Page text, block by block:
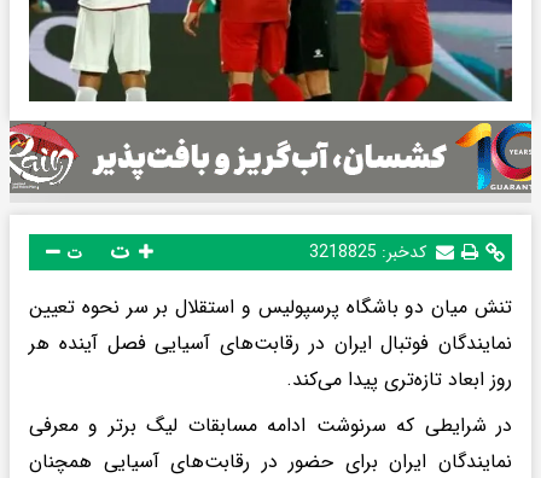
کدخبر: 3218825 ت
تنش میان دو باشگاه پرسپولیس و استقلال بر سر نحوه تعیین
نمایندگان فوتبال ایران در رقابت‌های آسیایی فصل آینده هر
روز ابعاد تازه‌تری پیدا می‌کند.
در شرایطی که سرنوشت ادامه مسابقات لیگ برتر و معرفی
نمایندگان ایران برای حضور در رقابت‌های آسیایی همچنان